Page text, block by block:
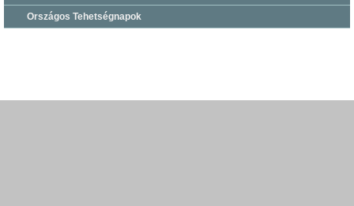
Országos Tehetségnapok